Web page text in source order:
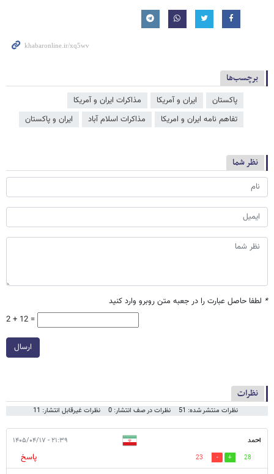
برچسب‌ها
پاکستان ایران و آمریکا
مذاکرات ایران و آمریکا
تفاهم نامه ایران و امریکا
مذاکرات اسلام آباد ایران و پاکستان
نظر شما
* لطفا حاصل عبارت را در جعبه متن روبرو وارد کنید
2 + 12 =
ارسال
نظرات
نظرات منتشر شده: 51 نظرات در صف انتشار: 0 نظرات غیرقابل انتشار: 11
احمد ۲۱:۳۹ - ۱۴۰۵/۰۴/۱۷
28
23
پاسخ